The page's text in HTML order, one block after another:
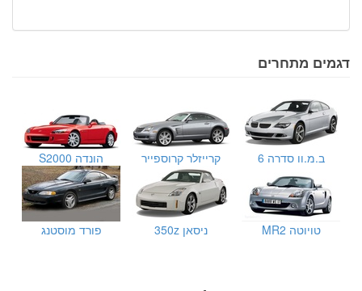
דגמים מתחרים
ב.מ.וו סדרה 6 קרייזלר קרוספייר הונדה S2000
טויוטה MR2 ניסאן 350z פורד מוסטנג